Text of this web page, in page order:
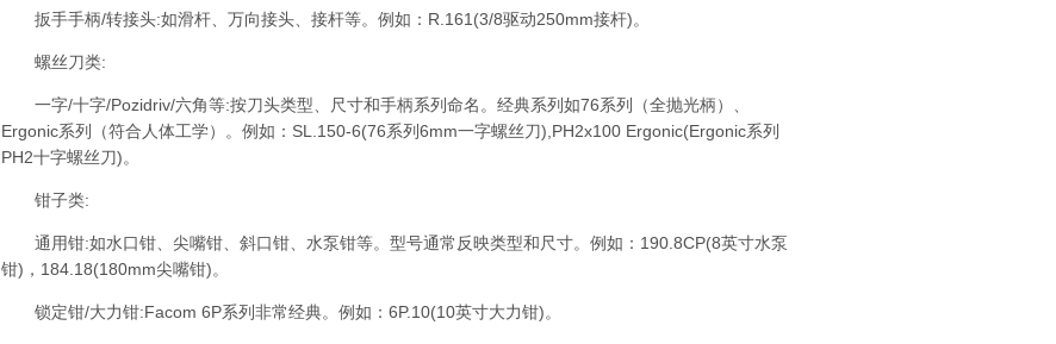
扳手手柄/转接头:如滑杆、万向接头、接杆等。例如：R.161(3/8驱动250mm接杆)。
螺丝刀类:
一字/十字/Pozidriv/六角等:按刀头类型、尺寸和手柄系列命名。经典系列如76系列（全抛光柄）、
Ergonic系列（符合人体工学）。例如：SL.150-6(76系列6mm一字螺丝刀),PH2x100 Ergonic(Ergonic系列
PH2十字螺丝刀)。
钳子类:
通用钳:如水口钳、尖嘴钳、斜口钳、水泵钳等。型号通常反映类型和尺寸。例如：190.8CP(8英寸水泵
钳)，184.18(180mm尖嘴钳)。
锁定钳/大力钳:Facom 6P系列非常经典。例如：6P.10(10英寸大力钳)。